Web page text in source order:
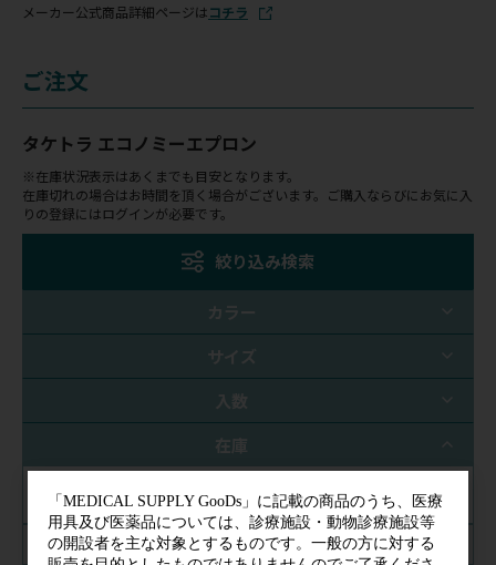
メーカー公式商品詳細ページはコチラ
ご注文
タケトラ エコノミーエプロン
※在庫状況表示はあくまでも目安となります。
在庫切れの場合はお時間を頂く場合がございます。ご購入ならびにお気に入
りの登録にはログインが必要です。
絞り込み検索
カラー
サイズ
入数
絞り込み解除
あり
在庫